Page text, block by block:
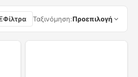
Φίλτρα Ταξινόμηση:Προεπιλογή